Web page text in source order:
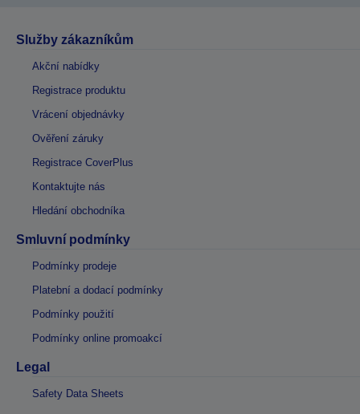
Služby zákazníkům
Akční nabídky
Registrace produktu
Vrácení objednávky
Ověření záruky
Registrace CoverPlus
Kontaktujte nás
Hledání obchodníka
Smluvní podmínky
Podmínky prodeje
Platební a dodací podmínky
Podmínky použití
Podmínky online promoakcí
Legal
Safety Data Sheets